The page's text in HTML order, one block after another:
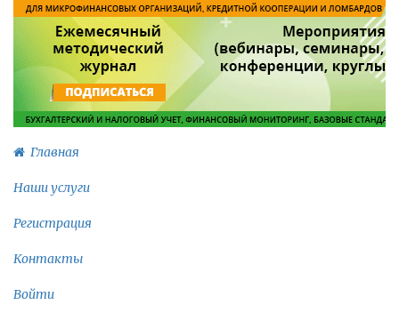
Главная
Наши услуги
Регистрация
Контакты
Войти